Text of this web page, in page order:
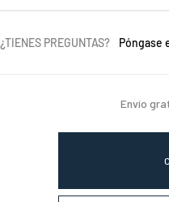
¿TIENES PREGUNTAS? Póngase
Envío